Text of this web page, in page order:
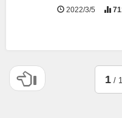
2022/3/5
1/ 1